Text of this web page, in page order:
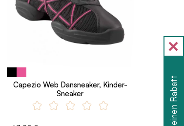
Capezio Web Dansneaker, Kinder-
Sneaker